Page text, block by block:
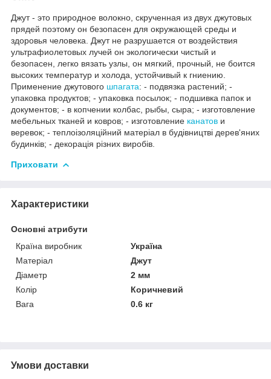
Джут - это природное волокно, скрученная из двух джутовых
прядей поэтому он безопасен для окружающей среды и
здоровья человека. Джут не разрушается от воздействия
ультрафиолетовых лучей он экологически чистый и
безопасен, легко вязать узлы, он мягкий, прочный, не боится
высоких температур и холода, устойчивый к гниению.
Применение джутового шпагата: - подвязка растений; -
упаковка продуктов; - упаковка посылок; - подшивка папок и
документов; - в копчении колбас, рыбы, сыра; - изготовление
мебельных тканей и ковров; - изготовление канатов и
веревок; - теплоізоляційний матеріал в будівництві дерев'яних
будинків; - декорація різних виробів.
Приховати
Характеристики
Основні атрибути
Країна виробник
Україна
Матеріал
Джут
Діаметр
2 мм
Колір
Коричневий
Вага
0.6 кг
Умови доставки